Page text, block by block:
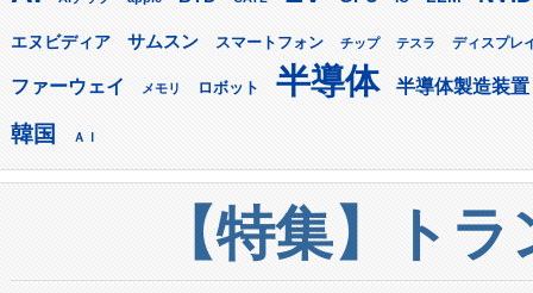
エヌビディア サムスン スマートフォン チップ テスラ ディスプレ
ファーウェイ メモリ ロボット 半導体 半導体製造装置
韓国 ＡＩ
【特集】ト